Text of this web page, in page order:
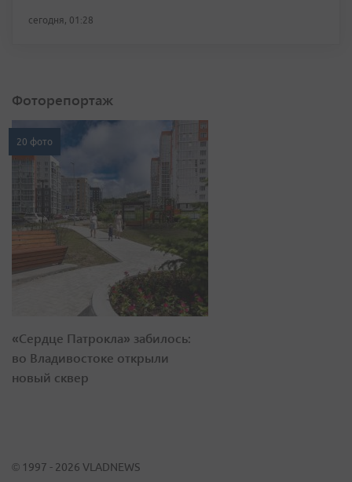
сегодня, 01:28
Фоторепортаж
20 фото
«Сердце Патрокла» забилось:
во Владивостоке открыли
новый сквер
© 1997 - 2026 VLADNEWS